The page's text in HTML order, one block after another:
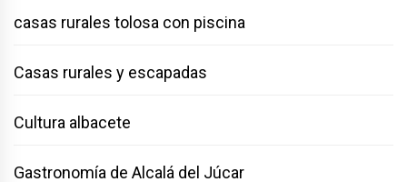
casas rurales tolosa con piscina
Casas rurales y escapadas
Cultura albacete
Gastronomía de Alcalá del Júcar